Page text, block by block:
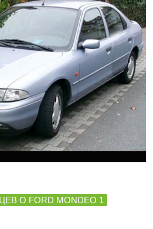
О FORD MONDEO 1